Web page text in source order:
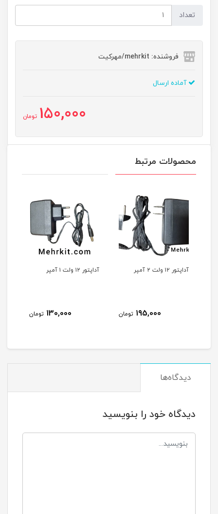
تعداد
فروشنده: mehrkit/مهرکیت
آماده ارسال
150,000 تومان
محصولات مرتبط
آداپتور ۱۲ ولت ۲ آمپر
195,000 تومان
آداپتور ۱۲ ولت ۱ آمپر
130,000 تومان
دیدگاه‌ها
دیدگاه خود را بنویسید